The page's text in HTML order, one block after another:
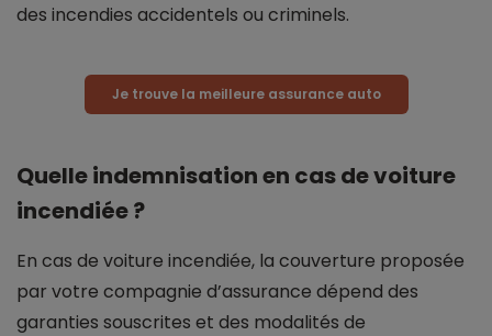
des incendies accidentels ou criminels.
Je trouve la meilleure assurance auto
Quelle indemnisation en cas de voiture
incendiée ?
En cas de voiture incendiée, la couverture proposée
par votre compagnie d’assurance dépend des
garanties souscrites et des modalités de